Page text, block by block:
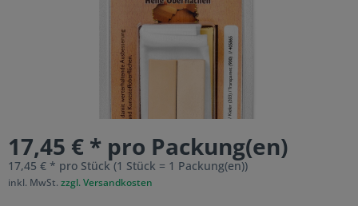
17,45 € * pro Packung(en)
17,45 € * pro Stück (1 Stück = 1 Packung(en))
inkl. MwSt. zzgl. Versandkosten